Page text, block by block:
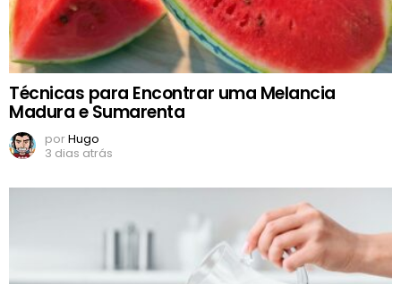
Técnicas para Encontrar uma Melancia
Madura e Sumarenta
porHugo
3 dias atrás